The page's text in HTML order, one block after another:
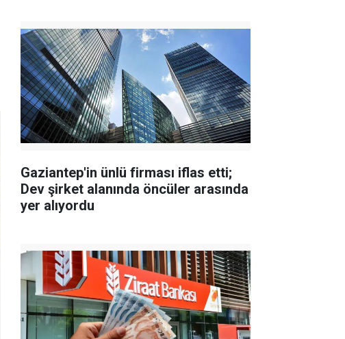
Gaziantep'in ünlü firması iflas etti;
Dev şirket alanında öncüler arasında
yer alıyordu